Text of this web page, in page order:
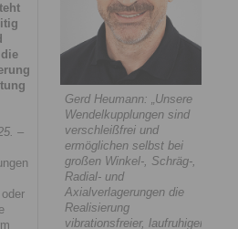
–
Gerd Heumann: „Unsere
Wendelkupplungen sind
verschleißfrei und
ermöglichen selbst bei
großen Winkel-, Schräg-,
Radial- und
Axialverlagerungen die
Realisierung
vibrationsfreier, laufruhiger